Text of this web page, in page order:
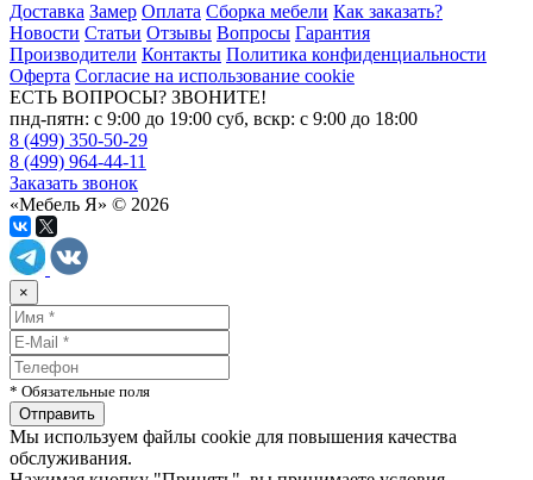
Доставка Замер Оплата Сборка мебели Как заказать?
Новости Статьи Отзывы Вопросы Гарантия
Производители Контакты Политика конфиденциальности
Оферта Согласие на использование cookie
ЕСТЬ ВОПРОСЫ? ЗВОНИТЕ!
пнд-пятн: с 9:00 до 19:00 суб, вскр: с 9:00 до 18:00
8 (499) 350-50-29
8 (499) 964-44-11
Заказать звонок
«Мебель Я» © 2026
×
* Обязательные поля
Мы используем файлы cookie для повышения качества
обслуживания.